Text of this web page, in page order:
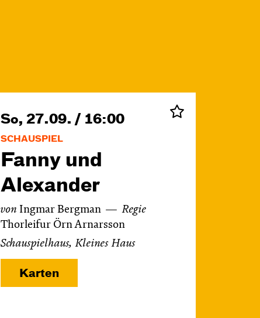
So, 27.09. / 16:00
SCHAUSPIEL
Fanny und
Alexander
von Ingmar Bergman
Regie
Thorleifur Örn Arnarsson
Schauspielhaus, Kleines Haus
Karten